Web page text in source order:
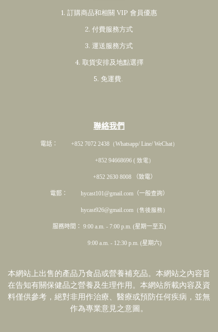
1. 訂購商品和相關 VIP 會員優惠
2. 付費服務方式
3. 運送服務方式
4. 取貨安排及地點選擇
5. 免運費.
聯絡我們
電話： +852 7072 2438（Whatsapp/ Line/ WeChat）
+852 94668696 ( 致電）
+852 2630 8008 （致電）
電郵： hycast101@gmail.com（一般查詢）
hycast926@gmail.com（售後服務）
服務時間： 9:00 a.m. - 7:00 p.m. (星期一至五)
9:00 a.m. - 12:30 p.m. (星期六)
本網站上出售的產品乃食品或營養補充品。本網站之內容旨
在告知有關保健品之營養及生理作用。本網站所載內容及資
料僅供參考，絕對非用作治療、醫療或預防任何疾病，並無
作為專業意見之意圖。